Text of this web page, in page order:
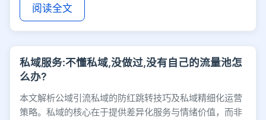
阅读全文
私域服务:不懂私域,没做过,没有自己的流量池怎
么办?
本文解析公域引流私域的防红跳转技巧及私域精细化运营
策略。私域的核心在于提供差异化服务与情绪价值，而非